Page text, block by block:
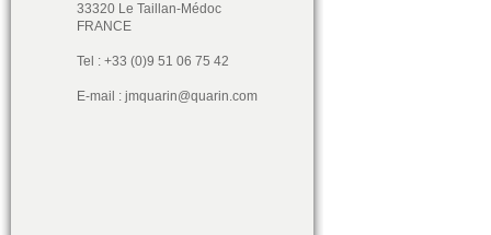
33320 Le Taillan-Médoc
FRANCE
Tel : +33 (0)9 51 06 75 42
E-mail : jmquarin@quarin.com